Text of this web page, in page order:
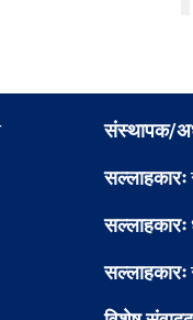
संस्थापक/
सल्लाहकारः
सल्लाहकारः
सल्लाहकारः